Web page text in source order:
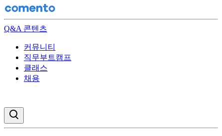
Q&A 콘텐츠
커뮤니티
직무부트캠프
클래스
채용